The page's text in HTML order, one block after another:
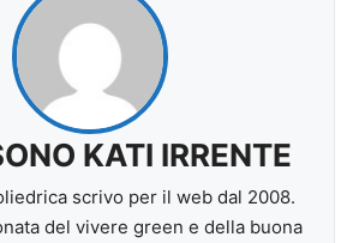
KATI IRRENTE
scrivo per il web dal 2008.
del vivere green e della buona